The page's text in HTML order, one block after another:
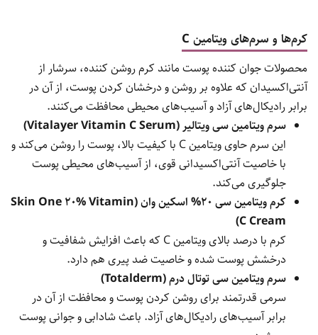
کرم‌ها و سرم‌های ویتامین C
محصولات جوان کننده پوست مانند کرم روشن کننده، سرشار از
آنتی‌اکسیدان که علاوه بر روشن و درخشان کردن پوست، از آن در
برابر رادیکال‌های آزاد و آسیب‌های محیطی محافظت می‌کنند.
سرم ویتامین سی ویتالیر (Vitalayer Vitamin C Serum)
این سرم حاوی ویتامین C با کیفیت بالا، پوست را روشن می‌کند و
با خاصیت آنتی‌اکسیدانی قوی، از آسیب‌های محیطی پوست
جلوگیری می‌کند.
کرم ویتامین سی 20% اسکین وان (Skin One 20% Vitamin
C Cream)
کرم با درصد بالای ویتامین C که باعث افزایش شفافیت و
درخشش پوست شده و خاصیت ضد پیری هم دارد.
سرم ویتامین سی توتال درم (Totalderm)
سرمی قدرتمند برای روشن کردن پوست و محافظت از آن در
برابر آسیب‌های رادیکال‌های آزاد. باعث شادابی و جوانی پوست